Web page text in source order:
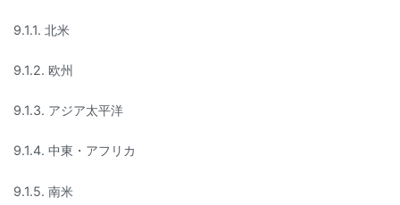
9.1.1. 北米
9.1.2. 欧州
9.1.3. アジア太平洋
9.1.4. 中東・アフリカ
9.1.5. 南米